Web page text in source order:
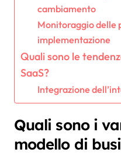
cambiamento
Monitoraggio delle
implementazione
Quali sono le
SaaS?
Integrazione
Quali sono i
modello di